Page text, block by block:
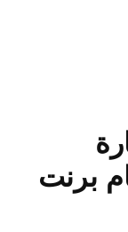
برنت